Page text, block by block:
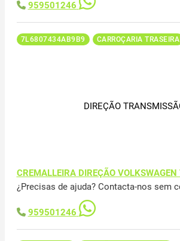
959501246
7L6807434AB9B9 CARROÇARIA TRASEIRA
DIREÇÃO
CREMALLEIRA DIREÇÃO
¿Precisas de ajuda? Contacta-nos sem
959501246